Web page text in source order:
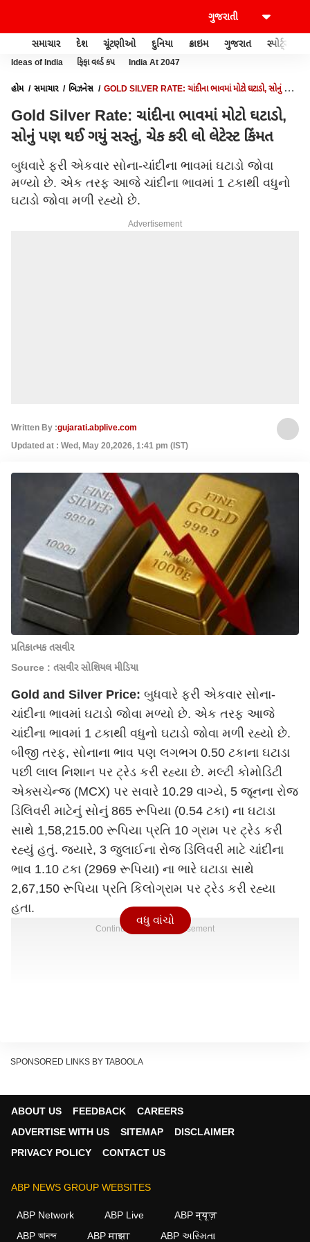
સમાચાર દેશ ચૂંટણીઓ દુનિયા ક્રાઇમ ગુજરાત સ્પોર્ટ્સ
Ideas of India ફિફા વર્લ્ડ કપ India At 2047
હોમ સમાચાર બિઝનેસ
GOLD SILVER RATE: ચાંદીના ભાવમાં મોટો ઘટાડો, સોનું પણ
Gold Silver Rate: ચાંદીના ભાવમાં મોટો ઘટાડો,
સોનું પણ થઈ ગયું સસ્તું, ચેક કરી લો લેટેસ્ટ કિંમત
બુધવારે ફરી એકવાર સોના-ચાંદીના ભાવમાં ઘટાડો જોવા
મળ્યો છે. એક તરફ આજે ચાંદીના ભાવમાં 1 ટકાથી વધુનો
ઘટાડો જોવા મળી રહ્યો છે.
Advertisement
Written By :gujarati.abplive.com
Updated at : Wed, May 20,2026, 1:41 pm (IST)
પ્રતિકાત્મક તસવીર
Source : તસવીર સોશિયલ મીડિયા
Gold and Silver Price: બુધવારે ફરી એકવાર સોના-
ચાંદીના ભાવમાં ઘટાડો જોવા મળ્યો છે. એક તરફ આજે
ચાંદીના ભાવમાં 1 ટકાથી વધુનો ઘટાડો જોવા મળી રહ્યો છે.
બીજી તરફ, સોનાના ભાવ પણ લગભગ 0.50 ટકાના ઘટાડા
પછી લાલ નિશાન પર ટ્રેડ કરી રહ્યા છે. મલ્ટી કોમોડિટી
એક્સચેન્જ (MCX) પર સવારે 10.29 વાગ્યે, 5 જૂનના રોજ
ડિલિવરી માટેનું સોનું 865 રૂપિયા (0.54 ટકા) ના ઘટાડા
સાથે 1,58,215.00 રૂપિયા પ્રતિ 10 ગ્રામ પર ટ્રેડ કરી
રહ્યું હતું. જ્યારે, 3 જુલાઈના રોજ ડિલિવરી માટે ચાંદીના
ભાવ 1.10 ટકા (2969 રૂપિયા) ના ભારે ઘટાડા સાથે
2,67,150 રૂપિયા પ્રતિ કિલોગ્રામ પર ટ્રેડ કરી રહ્યા
હતા.
Continues below advertisement
વધુ વાંચો
SPONSORED LINKS BY TABOOLA
ABOUT US FEEDBACK
CAREERS
ADVERTISE WITH US
SITEMAP
DISCLAIMER
PRIVACY POLICY
CONTACT US
ABP NEWS GROUP WEBSITES
ABP Network ABP Live
ABP न्यूज़
ABP আনন্দ
ABP माझा ABP અસ્મિતા